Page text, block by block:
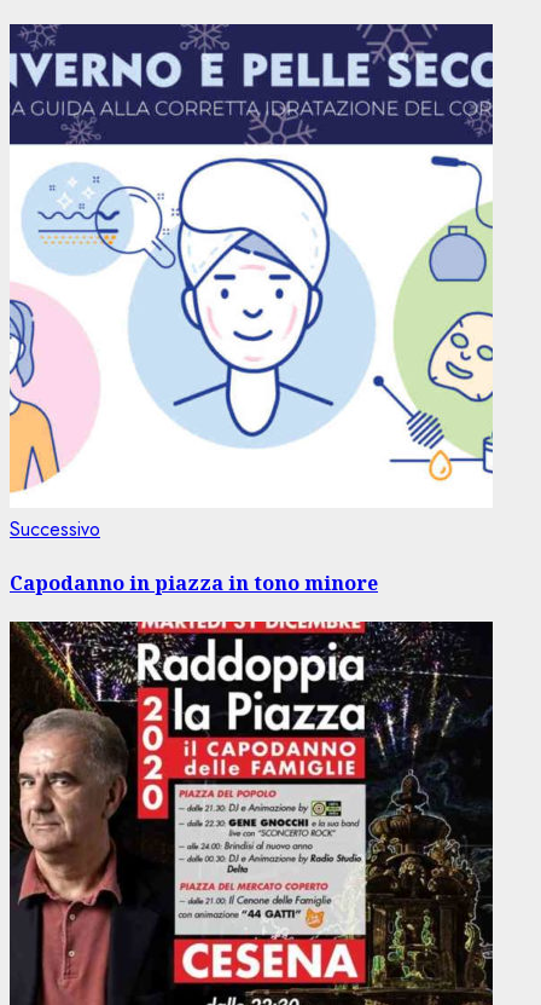
Successivo
Capodanno in piazza in tono minore